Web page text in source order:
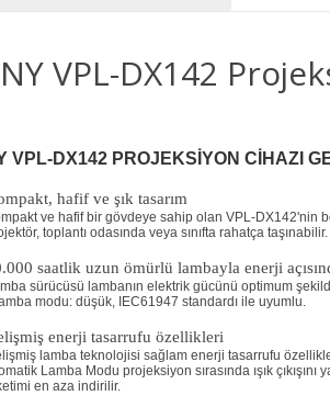
VPL-DX142
VPL-DX142 PROJEKSİYON CİHAZI
hafif ve şık tasarım
ve hafif bir gövdeye sahip olan VPL-DX142'nin
toplantı odasında veya sınıfta rahatça taşınabilir.
saatlik uzun ömürlü lambayla enerji
sürücüsü lambanın elektrik gücünü optimum
modu: düşük, IEC61947 standardı ile uyumlu.
enerji tasarrufu özellikleri
lamba teknolojisi sağlam enerji tasarrufu
Lamba Modu projeksiyon sırasında ışık
en aza indirilir.